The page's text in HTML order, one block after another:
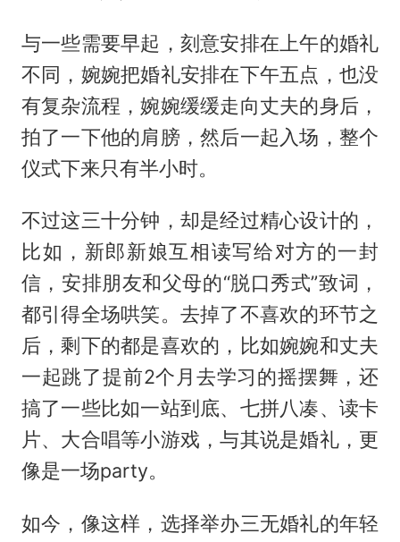
与一些需要早起，刻意安排在上午的婚礼
不同，婉婉把婚礼安排在下午五点，也没
有复杂流程，婉婉缓缓走向丈夫的身后，
拍了一下他的肩膀，然后一起入场，整个
仪式下来只有半小时。
不过这三十分钟，却是经过精心设计的，
比如，新郎新娘互相读写给对方的一封
信，安排朋友和父母的“脱口秀式”致词，
都引得全场哄笑。去掉了不喜欢的环节之
后，剩下的都是喜欢的，比如婉婉和丈夫
一起跳了提前2个月去学习的摇摆舞，还
搞了一些比如一站到底、七拼八凑、读卡
片、大合唱等小游戏，与其说是婚礼，更
像是一场party。
如今，像这样，选择举办三无婚礼的年轻